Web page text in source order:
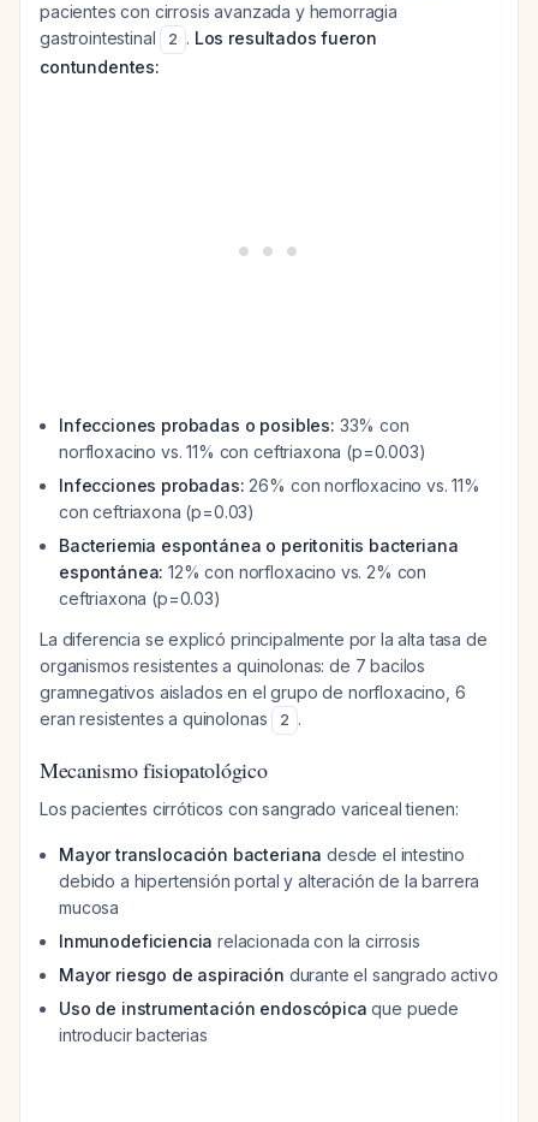
pacientes con cirrosis avanzada y hemorragia
gastrointestinal
2 . Los resultados fueron
contundentes:
Infecciones probadas o posibles: 33% con
norfloxacino vs. 11% con ceftriaxona (p=0.003)
Infecciones probadas: 26% con norfloxacino vs. 11%
con ceftriaxona (p=0.03)
Bacteriemia espontánea o peritonitis bacteriana
espontánea: 12% con norfloxacino vs. 2% con
ceftriaxona (p=0.03)
La diferencia se explicó principalmente por la alta tasa de
organismos resistentes a quinolonas: de 7 bacilos
gramnegativos aislados en el grupo de norfloxacino, 6
eran resistentes a quinolonas
2 .
Mecanismo fisiopatológico
Los pacientes cirróticos con sangrado variceal tienen:
Mayor translocación bacteriana desde el intestino
debido a hipertensión portal y alteración de la barrera
mucosa
Inmunodeficiencia relacionada con la cirrosis
Mayor riesgo de aspiración durante el sangrado activo
Uso de instrumentación endoscópica que puede
introducir bacterias